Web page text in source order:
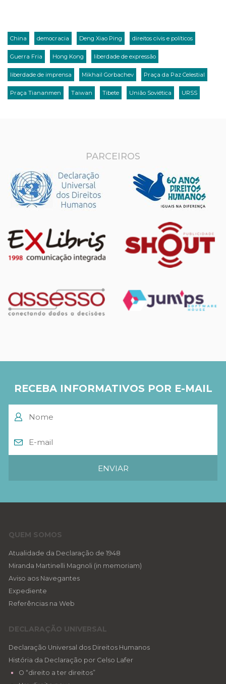
China democracia Deng Xiao Ping direitos civis e políticos
Guerra Fria Hong Kong liberdade de expressão
liberdade de imprensa Mikhail Gorbachev Praça da Paz Celestial
Praça Tiananmen Taiwan Tibete União Soviética URSS
PARCEIROS
RECEBA INFORMATIVOS POR E-MAIL
QUEM SOMOS
Atualidade da Declaração de 1948
Miranda Martinelli Magnoli (in memoriam)
Aviso aos Navegantes
Expediente
Referências na Web
DECLARAÇÃO UNIVERSAL
Declaração Universal dos Direitos Humanos
História da Declaração por Celso Lafer
O “direito a ter direitos”